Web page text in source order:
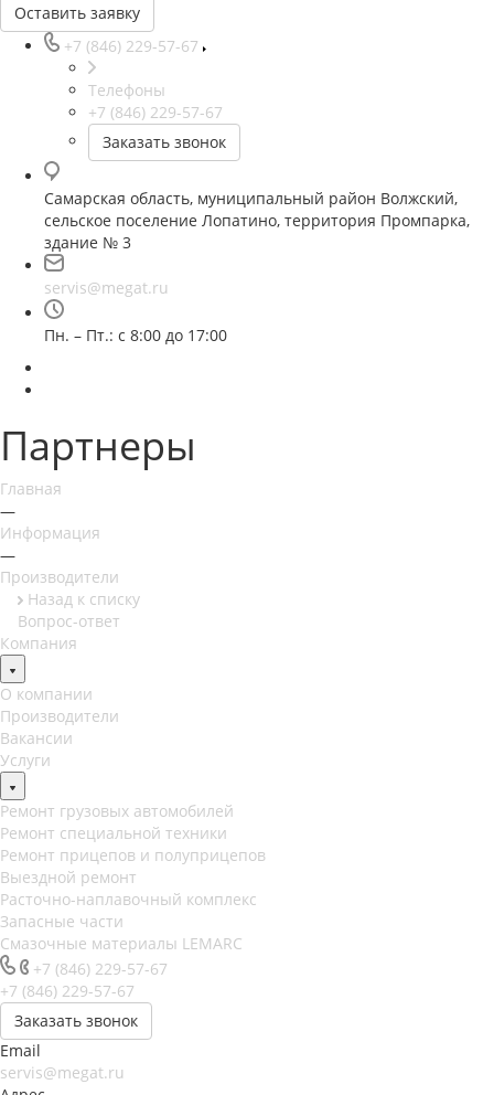
Оставить заявку
+7 (846) 229-57-67
Телефоны
+7 (846) 229-57-67
Заказать звонок
Самарская область, муниципальный район Волжский,
сельское поселение Лопатино, территория Промпарка,
здание № 3
servis@megat.ru
Пн. – Пт.: с 8:00 до 17:00
Партнеры
Главная
—
Информация
—
Производители
Назад к списку
Вопрос-ответ
Компания
О компании
Производители
Вакансии
Услуги
Ремонт грузовых автомобилей
Ремонт специальной техники
Ремонт прицепов и полуприцепов
Выездной ремонт
Расточно-наплавочный комплекс
Запасные части
Смазочные материалы LEMARC
+7 (846) 229-57-67
+7 (846) 229-57-67
Заказать звонок
Email
servis@megat.ru